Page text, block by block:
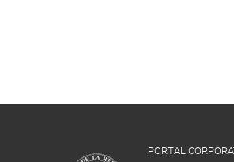
PORTAL